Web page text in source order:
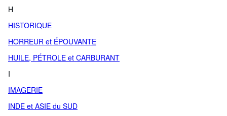
H
HISTORIQUE
HORREUR et ÉPOUVANTE
HUILE, PÉTROLE et CARBURANT
I
IMAGERIE
INDE et ASIE du SUD